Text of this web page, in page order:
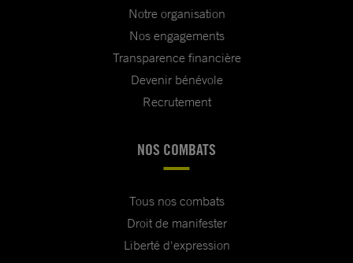
Notre organisation
Nos engagements
Transparence financière
Devenir bénévole
Recrutement
NOS COMBATS
Tous nos combats
Droit de manifester
Liberté d'expression